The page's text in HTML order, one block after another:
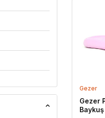
Gezer
Gezer
Baykuş